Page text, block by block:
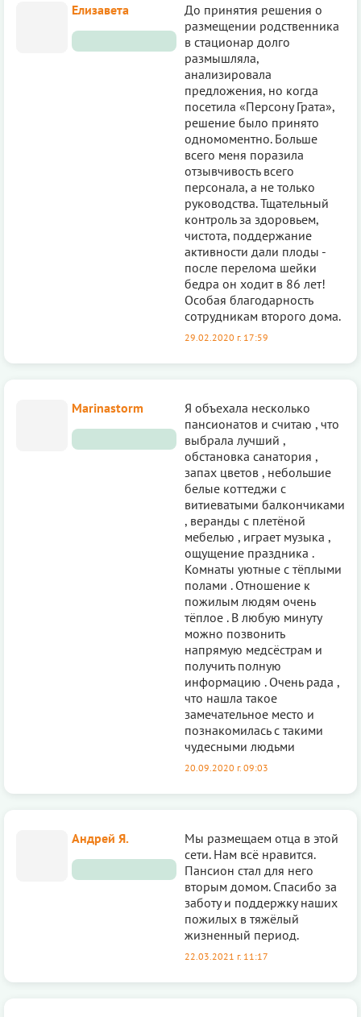
Елизавета
До принятия решения о
размещении родственника
в стационар долго
размышляла,
анализировала
предложения, но когда
посетила «Персону Грата»,
решение было принято
одномоментно. Больше
всего меня поразила
отзывчивость всего
персонала, а не только
руководства. Тщательный
контроль за здоровьем,
чистота, поддержание
активности дали плоды -
после перелома шейки
бедра он ходит в 86 лет!
Особая благодарность
сотрудникам второго дома.
29.02.2020 г. 17:59
Marinastorm
Я объехала несколько
пансионатов и считаю , что
выбрала лучший ,
обстановка санатория ,
запах цветов , небольшие
белые коттеджи с
витиеватыми балкончиками
, веранды с плетёной
мебелью , играет музыка ,
ощущение праздника .
Комнаты уютные с тёплыми
полами . Отношение к
пожилым людям очень
тёплое . В любую минуту
можно позвонить
напрямую медсёстрам и
получить полную
информацию . Очень рада ,
что нашла такое
замечательное место и
познакомилась с такими
чудесными людьми
20.09.2020 г. 09:03
Андрей Я.
Мы размещаем отца в этой
сети. Нам всё нравится.
Пансион стал для него
вторым домом. Спасибо за
заботу и поддержку наших
пожилых в тяжёлый
жизненный период.
22.03.2021 г. 11:17